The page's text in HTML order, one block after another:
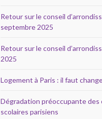
Retour sur le conseil
septembre 2025
Retour sur le conseil
2025
Logement à Paris : il faut
Dégradation préoccupante des
scolaires parisiens